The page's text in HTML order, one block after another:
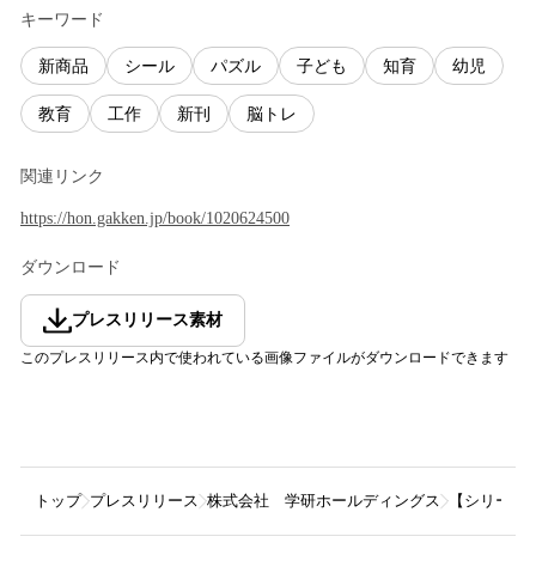
キーワード
新商品 シール パズル 子ども 知育 幼児
教育 工作 新刊 脳トレ
関連リンク
https://hon.gakken.jp/book/1020624500
ダウンロード
プレスリリース素材
このプレスリリース内で使われている画像ファイルがダウンロードできます
トップ プレスリリース 株式会社 学研ホールディングス 【シリー